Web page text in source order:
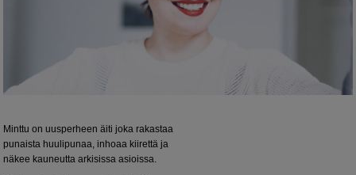
Minttu on uusperheen äiti joka rakastaa
punaista huulipunaa, inhoaa kiirettä ja
näkee kauneutta arkisissa asioissa.